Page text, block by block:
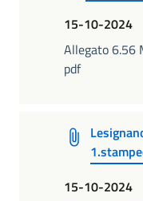
15-10-2024
Allegato 6.56
pdf
15-10-2024